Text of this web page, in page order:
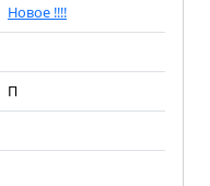
Новое !!!!
П